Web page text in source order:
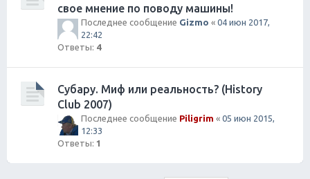
свое мнение по поводу машины!
Последнее сообщение Gizmo « 04 июн 2017,
22:42
Ответы: 4
Субару. Миф или реальность? (History
Club 2007)
Последнее сообщение Piligrim « 05 июн 2015,
12:33
Ответы: 1